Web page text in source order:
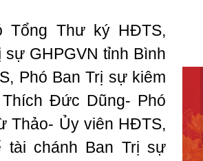
Tổng Thư ký HĐTS,
GHPGVN tỉnh Bình
Phó Ban Trị sự kiêm
Đức Dũng- Phó
Thảo- Ủy viên HĐTS,
tài chánh Ban Trị sự